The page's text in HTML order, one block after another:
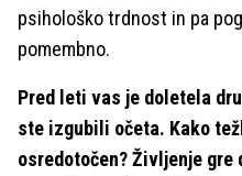
psihološko trdnost in pa
pomembno.
Pred leti vas je doletela
ste izgubili očeta. Kako
osredotočen? Življenje